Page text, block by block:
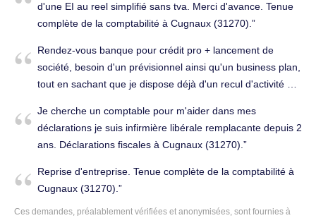
d'une EI au reel simplifié sans tva. Merci d'avance. Tenue
complète de la comptabilité à Cugnaux (31270).
Rendez-vous banque pour crédit pro + lancement de
société, besoin d'un prévisionnel ainsi qu'un business plan,
tout en sachant que je dispose déjà d'un recul d'activité de
(31270).
Je cherche un comptable pour m'aider dans mes
déclarations je suis infirmière libérale remplacante depuis 2
ans. Déclarations fiscales à Cugnaux (31270).
Reprise d'entreprise. Tenue complète de la comptabilité à
Cugnaux (31270).
Ces demandes, préalablement vérifiées et anonymisées, sont fournies à